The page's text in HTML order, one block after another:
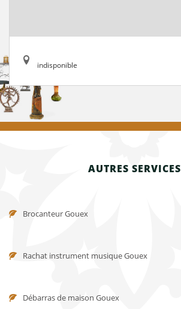
indisponible
AUTRES SERVICES
Brocanteur Gouex
Rachat instrument musique Gouex
Débarras de maison Gouex